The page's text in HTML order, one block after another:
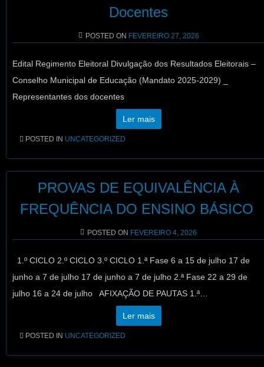
Docentes
POSTED ON FEVEREIRO 27, 2026
Edital Regimento Eleitoral Divulgação dos Resultados Eleitorais –
Conselho Municipal de Educação (Mandato 2025-2029) _
Representantes dos docentes
Ler mais
POSTED IN UNCATEGORIZED
PROVAS DE EQUIVALÊNCIA À
FREQUÊNCIA DO ENSINO BÁSICO
POSTED ON FEVEREIRO 4, 2026
1.º CICLO 2.º CICLO 3.º CICLO 1.ª Fase 6 a 15 de julho 17 de
junho a 7 de julho 17 de junho a 7 de julho 2.ª Fase 22 a 29 de
julho 16 a 24 de julho AFIXAÇÃO DE PAUTAS 1.ª…
Ler mais
POSTED IN UNCATEGORIZED